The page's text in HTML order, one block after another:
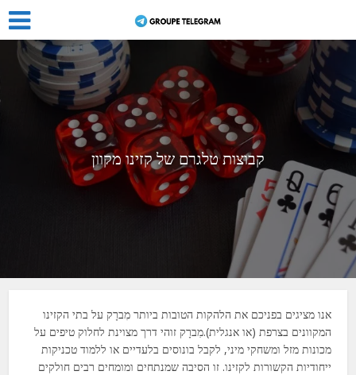
קבוצות טלגרם של קזינו מקוון
אנו מציגים בפניכם את הלהקות הטובות ביותרמִברָק על בתי הקזינו
המקוונים בצרפת (או אנגלית).מִברָק זוהי דרך מצוינת לחלוק טיפים על
מכונות מזל ומשחקי מיני, לקבל בונוסים בלעדיים או ללמוד טכניקות
ייחודיות הקשורות לקזינו. זו הסיבה שמנתחים ומומחים רבים חולקים